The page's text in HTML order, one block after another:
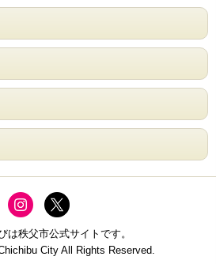
は秩父市公式サイトです。
City All Rights Reserved.